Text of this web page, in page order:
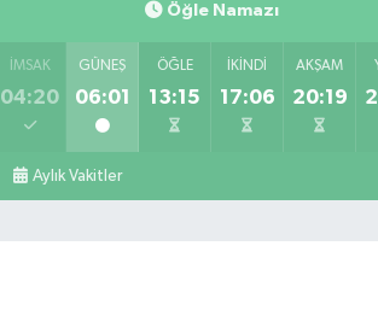
Öğle Namazı
İMSAK
04:20
GÜNEŞ
06:01
ÖĞLE
13:15
İKINDI
17:06
AKŞAM
20:19
Aylık Vakitler